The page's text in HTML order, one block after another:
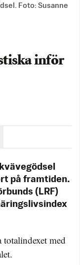
Foto: Susanne
inför
på framtiden.
(LRF)
med